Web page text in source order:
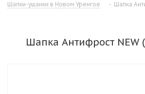
Шапки-ушанки в Новом Уренгое
- Шапка
Шапка Антифрост NEW